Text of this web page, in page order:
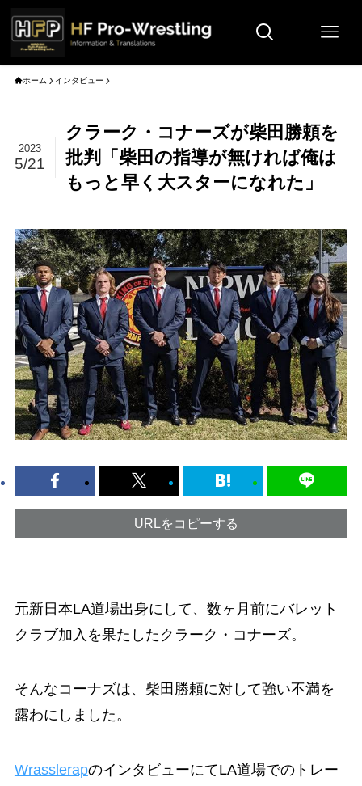
ホーム インタビュー
クラーク・コナーズが柴田勝頼を
批判「柴田の指導が無ければ俺は
もっと早く大スターになれた」
2023
5/21
URLをコピーする
元新日本LA道場出身にして、数ヶ月前にバレット
クラブ加入を果たしたクラーク・コナーズ。
そんなコーナズは、柴田勝頼に対して強い不満を
露わにしました。
WrasslerapのインタビューにてLA道場でのトレー